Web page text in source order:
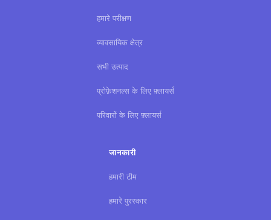
हमारे परीक्षण
व्यावसायिक क्षेत्र
सभी उत्पाद
प्रोफ़ेशनल्स के लिए फ़्लायर्स
परिवारों के लिए फ़्लायर्स
जानकारी
हमारी टीम
हमारे पुरस्कार